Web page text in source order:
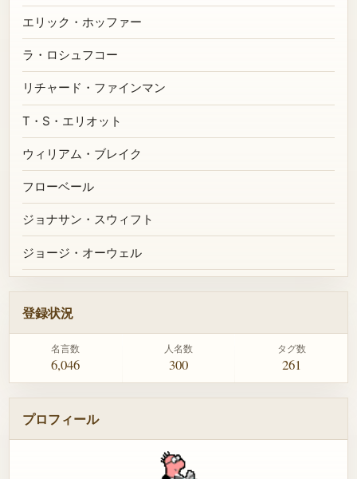
エリック・ホッファー
ラ・ロシュフコー
リチャード・ファインマン
T・S・エリオット
ウィリアム・ブレイク
フローベール
ジョナサン・スウィフト
ジョージ・オーウェル
登録状況
名言数
6,046
人名数
300
タグ数
261
プロフィール